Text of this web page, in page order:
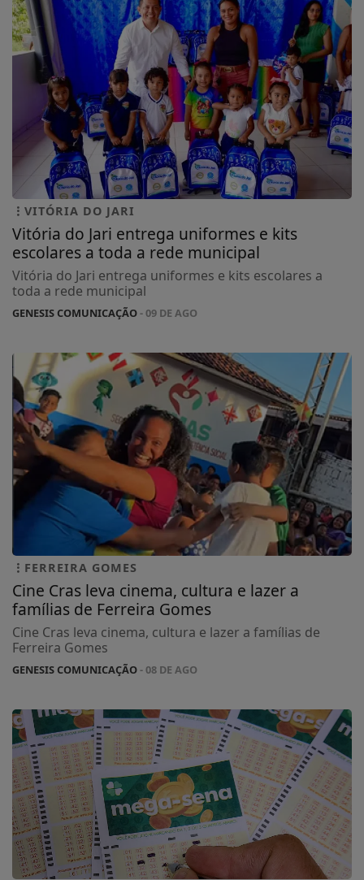
VITÓRIA DO JARI
Vitória do Jari entrega uniformes e kits
escolares a toda a rede municipal
Vitória do Jari entrega uniformes e kits escolares a
toda a rede municipal
GENESIS COMUNICAÇÃO- 09 DE AGO
FERREIRA GOMES
Cine Cras leva cinema, cultura e lazer a
famílias de Ferreira Gomes
Cine Cras leva cinema, cultura e lazer a famílias de
Ferreira Gomes
GENESIS COMUNICAÇÃO- 08 DE AGO